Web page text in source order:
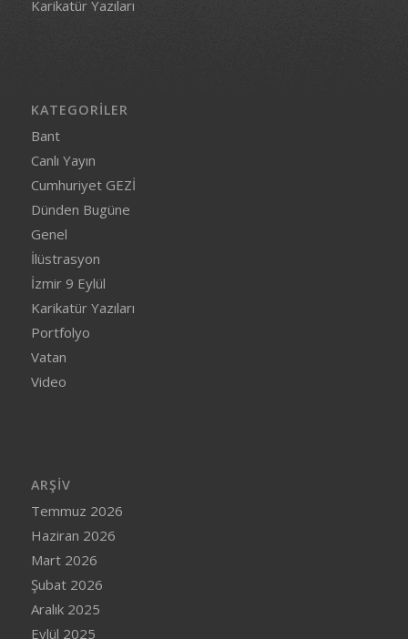
Karikatür Yazıları
KATEGORILER
Bant
Canlı Yayın
Cumhuriyet GEZİ
Dünden Bugüne
Genel
İlüstrasyon
İzmir 9 Eylül
Karikatür Yazıları
Portfolyo
Vatan
Video
ARŞIV
Temmuz 2026
Haziran 2026
Mart 2026
Şubat 2026
Aralık 2025
Eylül 2025